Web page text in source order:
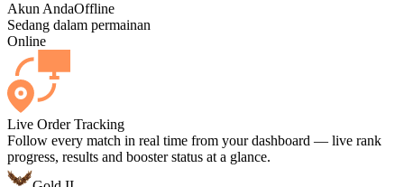
Akun AndaOffline
Sedang dalam permainan
Online
Live Order Tracking
Follow every match in real time from your dashboard — live rank
progress, results and booster status at a glance.